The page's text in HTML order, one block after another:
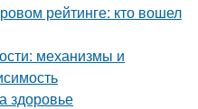
рейтинге: кто вошел
механизмы и
здоровье